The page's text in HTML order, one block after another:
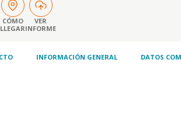
CÓMO
LLEGAR
VER
INFORME
INFORMACIÓN GENERAL DATOS